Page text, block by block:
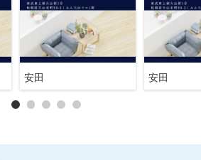
安田 安田